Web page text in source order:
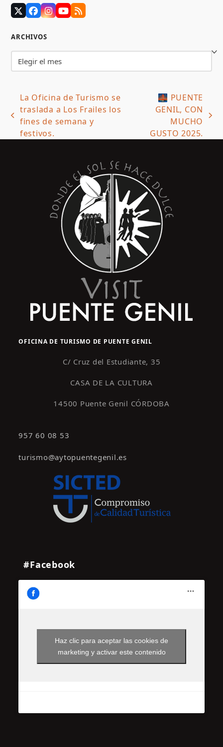
TwitterFacebook
Instagram
YouTube
RSS
ARCHIVOS
previous
post:
La Oficina de Turismo se
traslada a Los Frailes los
fines de semana y
festivos.
post:
🌉 PUENTE
GENIL, CON
MUCHO
GUSTO 2025.
OFICINA DE TURISMO DE PUENTE GENIL
C/ Cruz del Estudiante, 35
CASA DE LA CULTURA
14500 Puente Genil CÓRDOBA
957 60 08 53
turismo@aytopuentegenil.es
#Facebook
Haz clic para aceptar las cookies de
marketing y activar este contenido